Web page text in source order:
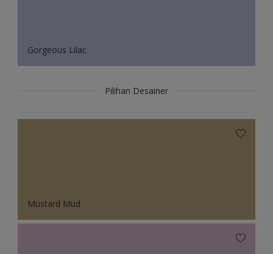
Gorgeous Lilac
Pilihan Desainer
Mustard Mud